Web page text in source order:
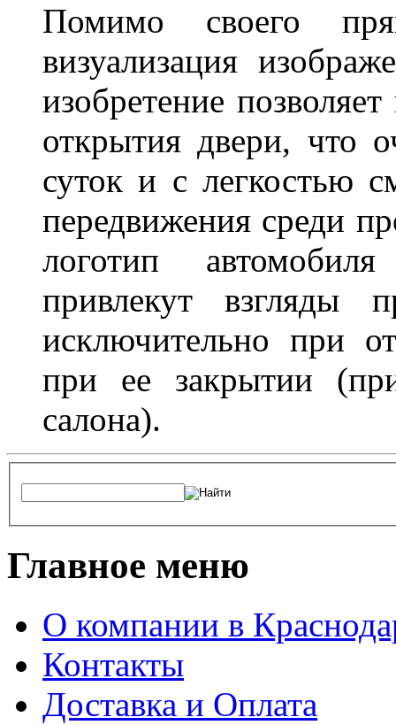
Помимо своего
визуализация
изобретение
открытия двери, что
суток и с легкостью
передвижения среди
логотип
привлекут взгляды
исключительно при
при ее закрытии
салона).
Главное меню
О компании в
Контакты
Доставка и Оплата